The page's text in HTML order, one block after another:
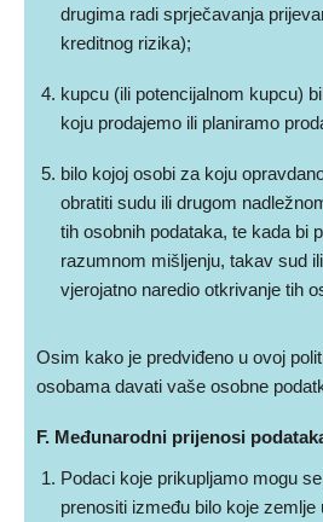
drugima radi sprječavanja
kreditnog rizika);
kupcu (ili potencijalnom kupcu)
koju prodajemo ili planiramo
bilo kojoj osobi za koju
obratiti sudu ili drugom
tih osobnih podataka, te kada bi
razumnom mišljenju, takav sud
vjerojatno naredio otkrivanje tih
Osim kako je predviđeno u ovoj
osobama davati vaše osobne
F. Međunarodni prijenosi
Podaci koje prikupljamo mogu
prenositi između bilo koje